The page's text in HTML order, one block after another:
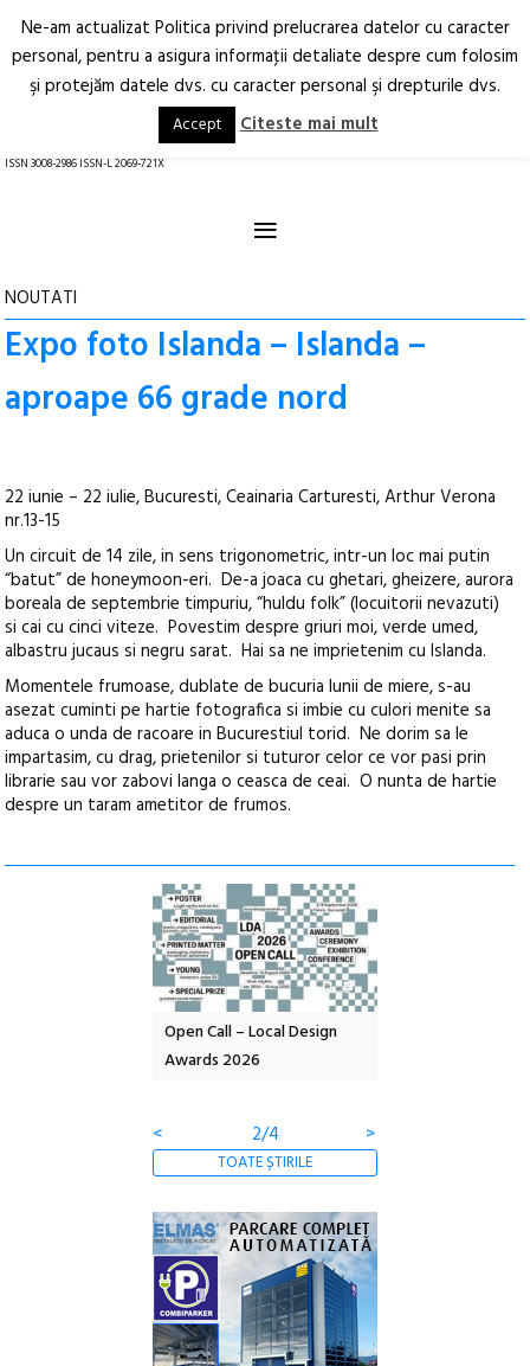
Arhitectură.
Oraș.
RO EN
ISSN 3008-2986 ISSN-L 2069-721X
≡
NOUTATI
Expo foto Islanda – Islanda –
aproape 66 grade nord
22 iunie – 22 iulie, Bucuresti, Ceainaria Carturesti, Arthur Verona
nr.13-15
Un circuit de 14 zile, in sens trigonometric, intr-un loc mai putin
“batut” de honeymoon-eri. De-a joaca cu ghetari, gheizere, aurora
boreala de septembrie timpuriu, “huldu folk” (locuitorii nevazuti)
si cai cu cinci viteze. Povestim despre griuri moi, verde umed,
albastru jucaus si negru sarat. Hai sa ne imprietenim cu Islanda.
Momentele frumoase, dublate de bucuria lunii de miere, s-au
asezat cuminti pe hartie fotografica si imbie cu culori menite sa
aduca o unda de racoare in Bucurestiul torid. Ne dorim sa le
impartasim, cu drag, prietenilor si tuturor celor ce vor pasi prin
librarie sau vor zabovi langa o ceasca de ceai. O nunta de hartie
despre un taram ametitor de frumos.
Open Call – Local Design
Awards 2026
<
2/4 >
TOATE ȘTIRILE
Ne-am actualizat Politica privind prelucrarea datelor cu caracter
personal, pentru a asigura informaţii detaliate despre cum folosim
şi protejăm datele dvs. cu caracter personal şi drepturile dvs.
Accept Citeste mai mult